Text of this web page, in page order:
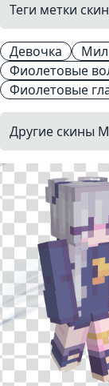
Теги метки
Девочка
Фиолетовые
Фиолетовые
Другие скины